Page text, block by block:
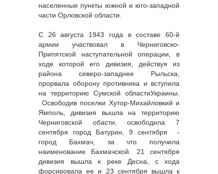
населенные пункты южной и юго-западной
части Орловской области.
С 26 августа 1943 года в составе 60-й
армии участвовал в Черниговско-
Припятской наступательной операции, в
ходе которой его дивизия, действуя из
района северо-западнее Рыльска,
прорвала оборону противника и вступила
на территорию Сумской областиУкраины.
Освободив поселки Хутор-Михайловкий и
Ямполь, дивизия вышла на территорию
Черниговской обасти, освободила 7
сентября город Батурин, 9 сентября -
город Бахмач, за что получила
наименование Бахмачской. 21 сентября
дивизия вышла к реке Десна, с хода
форсировала ее и 23 сентября вышла к